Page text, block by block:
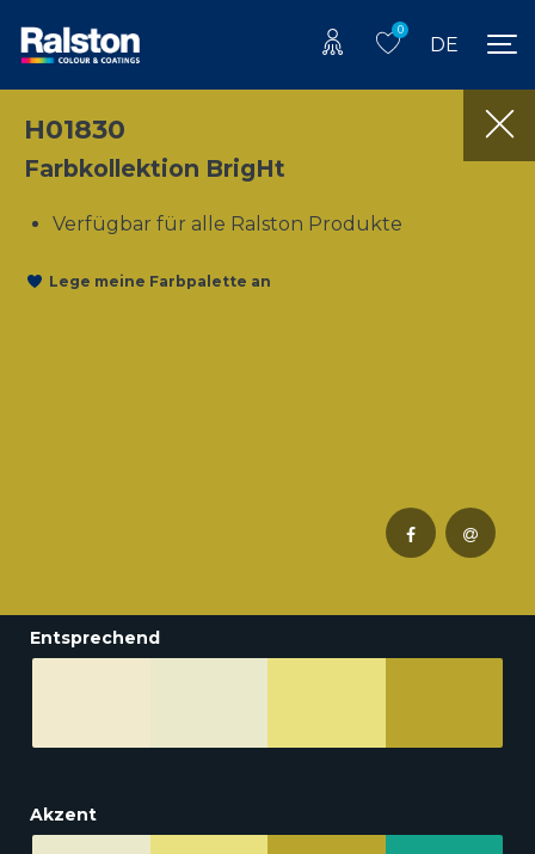
0
DE
H01830
Farbkollektion BrigHt
Verfügbar für alle Ralston Produkte
Lege meine Farbpalette an
Entsprechend
Akzent